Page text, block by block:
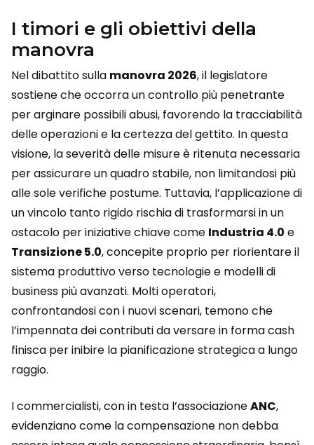
I timori e gli obiettivi della
manovra
Nel dibattito sulla manovra 2026, il legislatore
sostiene che occorra un controllo più penetrante
per arginare possibili abusi, favorendo la tracciabilità
delle operazioni e la certezza del gettito. In questa
visione, la severità delle misure è ritenuta necessaria
per assicurare un quadro stabile, non limitandosi più
alle sole verifiche postume. Tuttavia, l’applicazione di
un vincolo tanto rigido rischia di trasformarsi in un
ostacolo per iniziative chiave come Industria 4.0 e
Transizione 5.0, concepite proprio per riorientare il
sistema produttivo verso tecnologie e modelli di
business più avanzati. Molti operatori,
confrontandosi con i nuovi scenari, temono che
l’impennata dei contributi da versare in forma cash
finisca per inibire la pianificazione strategica a lungo
raggio.
I commercialisti, con in testa l’associazioneANC,
evidenziano come la compensazione non debba